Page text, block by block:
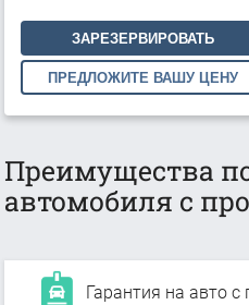
ЗАРЕЗЕРВИРОВАТЬ
ПРЕДЛОЖИТЕ ВАШУ ЦЕНУ
Преимущества
автомобиля с
Гарантия на авто с